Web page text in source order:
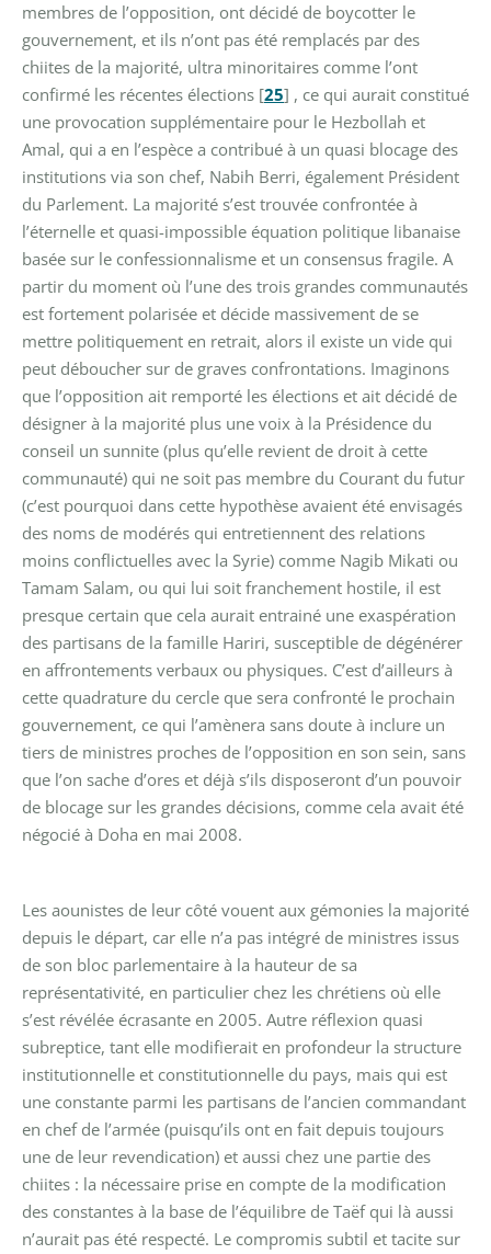
membres de l’opposition, ont décidé de boycotter le
gouvernement, et ils n’ont pas été remplacés par des
chiites de la majorité, ultra minoritaires comme l’ont
confirmé les récentes élections [25] , ce qui aurait constitué
une provocation supplémentaire pour le Hezbollah et
Amal, qui a en l’espèce a contribué à un quasi blocage des
institutions via son chef, Nabih Berri, également Président
du Parlement. La majorité s’est trouvée confrontée à
l’éternelle et quasi-impossible équation politique libanaise
basée sur le confessionnalisme et un consensus fragile. A
partir du moment où l’une des trois grandes communautés
est fortement polarisée et décide massivement de se
mettre politiquement en retrait, alors il existe un vide qui
peut déboucher sur de graves confrontations. Imaginons
que l’opposition ait remporté les élections et ait décidé de
désigner à la majorité plus une voix à la Présidence du
conseil un sunnite (plus qu’elle revient de droit à cette
communauté) qui ne soit pas membre du Courant du futur
(c’est pourquoi dans cette hypothèse avaient été envisagés
des noms de modérés qui entretiennent des relations
moins conflictuelles avec la Syrie) comme Nagib Mikati ou
Tamam Salam, ou qui lui soit franchement hostile, il est
presque certain que cela aurait entrainé une exaspération
des partisans de la famille Hariri, susceptible de dégénérer
en affrontements verbaux ou physiques. C’est d’ailleurs à
cette quadrature du cercle que sera confronté le prochain
gouvernement, ce qui l’amènera sans doute à inclure un
tiers de ministres proches de l’opposition en son sein, sans
que l’on sache d’ores et déjà s’ils disposeront d’un pouvoir
de blocage sur les grandes décisions, comme cela avait été
négocié à Doha en mai 2008.
Les aounistes de leur côté vouent aux gémonies la majorité
depuis le départ, car elle n’a pas intégré de ministres issus
de son bloc parlementaire à la hauteur de sa
représentativité, en particulier chez les chrétiens où elle
s’est révélée écrasante en 2005. Autre réflexion quasi
subreptice, tant elle modifierait en profondeur la structure
institutionnelle et constitutionnelle du pays, mais qui est
une constante parmi les partisans de l’ancien commandant
en chef de l’armée (puisqu’ils ont en fait depuis toujours
une de leur revendication) et aussi chez une partie des
chiites : la nécessaire prise en compte de la modification
des constantes à la base de l’équilibre de Taëf qui là aussi
n’aurait pas été respecté. Le compromis subtil et tacite sur